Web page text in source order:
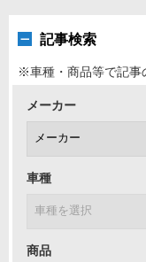
記事検索
※車種・商品等で記事
メーカー
車種
商品